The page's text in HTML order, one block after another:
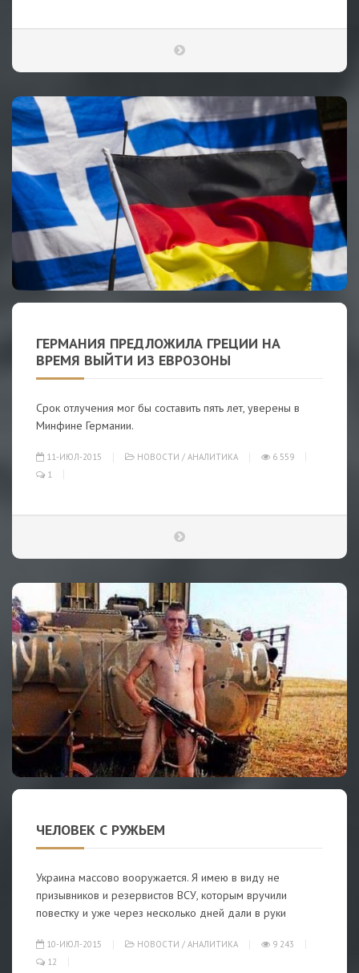
ГЕРМАНИЯ ПРЕДЛОЖИЛА ГРЕЦИИ НА
ВРЕМЯ ВЫЙТИ ИЗ ЕВРОЗОНЫ
Срок отлучения мог бы составить пять лет, уверены в
Минфине Германии.
11-ИЮЛ-2015 НОВОСТИ / АНАЛИТИКА
6 559
1
ЧЕЛОВЕК С РУЖЬЕМ
Украина массово вооружается. Я имею в виду не
призывников и резервистов ВСУ, которым вручили
повестку и уже через несколько дней дали в руки
10-ИЮЛ-2015 НОВОСТИ / АНАЛИТИКА
9 243
12